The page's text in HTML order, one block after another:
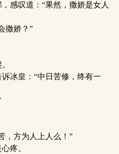
感叹道：“果然，撒娇是女人
撒娇？”
冰皇：“中日苦修，终有一
，方为人上人么！”
疼。